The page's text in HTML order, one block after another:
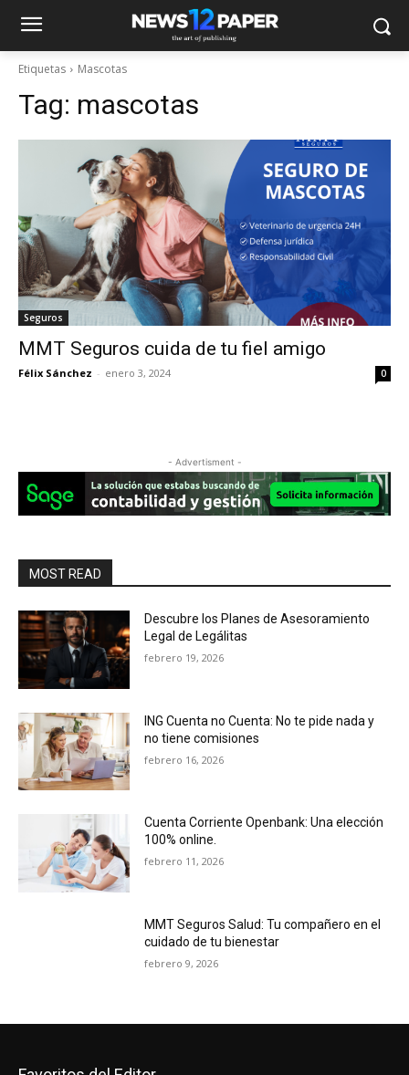
Etiquetas Mascotas
Tag: mascotas
Seguros
MMT Seguros cuida de tu fiel amigo
Félix Sánchez - enero 3, 2024 0
- Advertisment -
MOST READ
Descubre los Planes de Asesoramiento
Legal de Legálitas
febrero 19, 2026
ING Cuenta no Cuenta: No te pide nada y
no tiene comisiones
febrero 16, 2026
Cuenta Corriente Openbank: Una elección
100% online.
febrero 11, 2026
MMT Seguros Salud: Tu compañero en el
cuidado de tu bienestar
febrero 9, 2026